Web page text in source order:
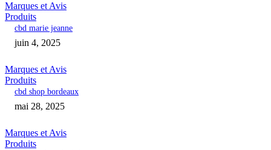
Marques et Avis
Produits
cbd marie jeanne
juin 4, 2025
Marques et Avis
Produits
cbd shop bordeaux
mai 28, 2025
Marques et Avis
Produits